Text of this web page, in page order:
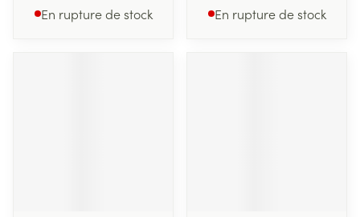
En rupture de stock En rupture de stock